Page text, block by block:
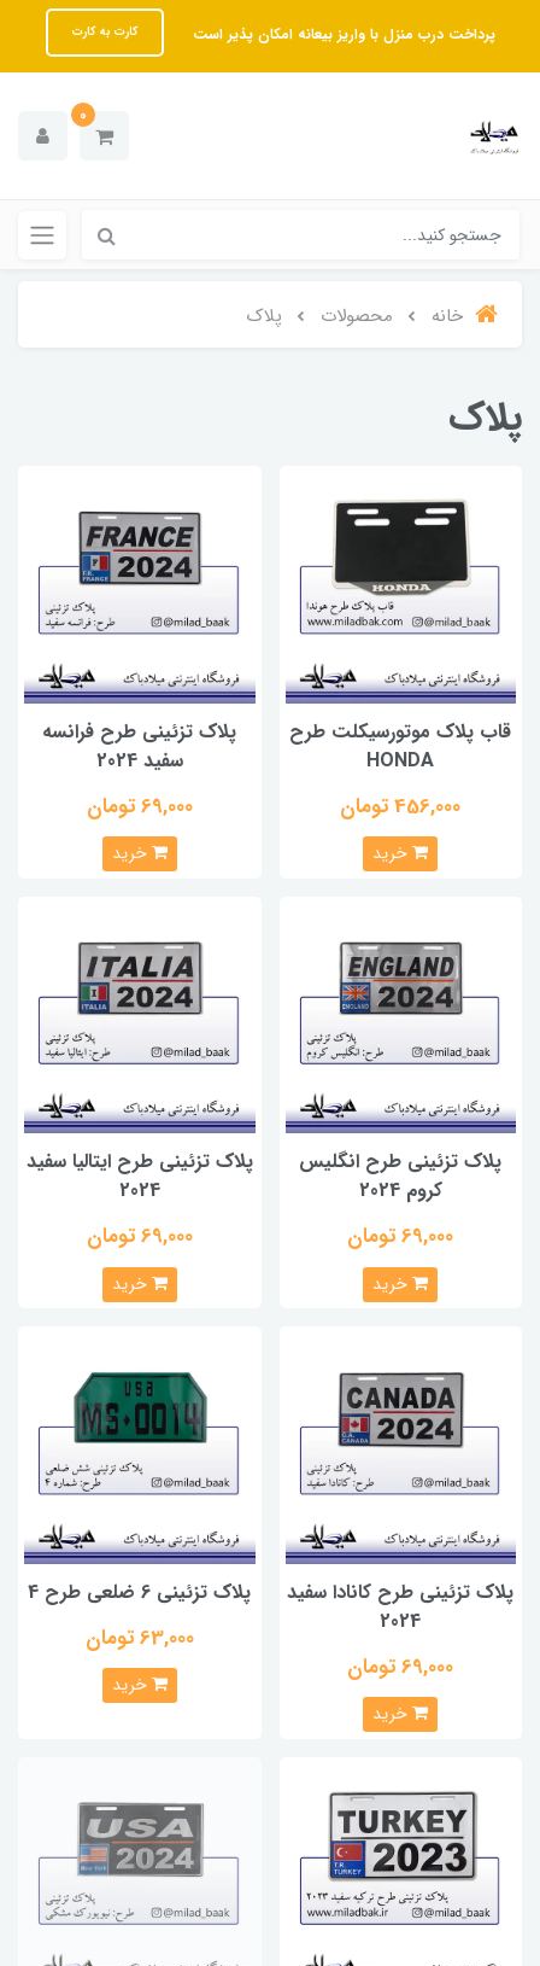
پرداخت درب منزل با واریز بیعانه امکان پذیر است کارت به کارت
0
خانه محصولات پلاک
پلاک
قاب پلاک موتورسیکلت طرح
HONDA
456,000 تومان
خرید
پلاک تزئینی طرح فرانسه
سفید 2024
69,000 تومان
خرید
پلاک تزئینی طرح انگلیس
کروم 2024
69,000 تومان
خرید
پلاک تزئینی طرح ایتالیا سفید
2024
69,000 تومان
خرید
پلاک تزئینی طرح کانادا سفید
2024
69,000 تومان
خرید
پلاک تزئینی 6 ضلعی طرح 4
63,000 تومان
خرید